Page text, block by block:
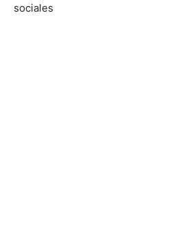
sociales